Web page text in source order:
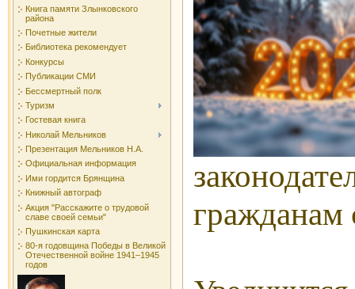
Книга памяти Злынковского
района
Почетные жители
Библиотека рекомендует
Конкурсы
Публикации СМИ
Бессмертный полк
Туризм
Гостевая книга
Николай Мельников
Презентация Мельников Н.А.
Официальная информация
Ими гордится Брянщина
Книжный автограф
Акция "Расскажите о трудовой
славе своей семьи"
Пушкинская карта
80-я годовщина Победы в Великой
Отечественной войне 1941–1945
годов
гражданам